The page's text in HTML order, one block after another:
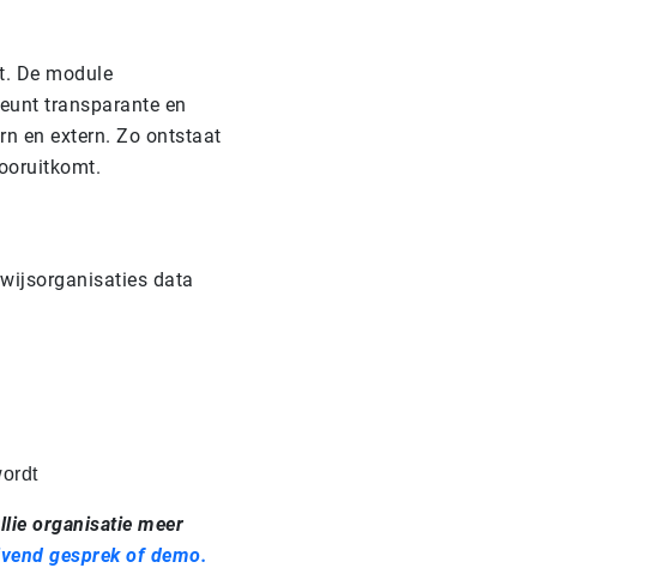
De module
transparante en
en extern. Zo ontstaat
data
organisatie meer
gesprek of demo.